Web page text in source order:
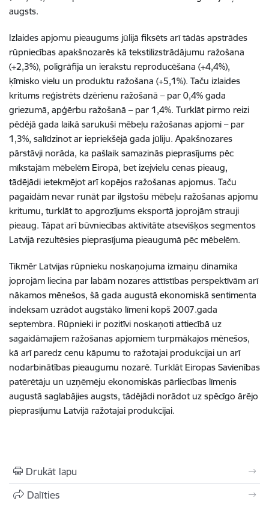
augsts.
Izlaides apjomu pieaugums jūlijā fiksēts arī tādās apstrādes
rūpniecības apakšnozarēs kā tekstilizstrādājumu ražošana
(+2,3%), poligrāfija un ierakstu reproducēšana (+4,4%),
ķīmisko vielu un produktu ražošana (+5,1%). Taču izlaides
kritums reģistrēts dzērienu ražošanā – par 0,4% gada
griezumā, apģērbu ražošanā – par 1,4%. Turklāt pirmo reizi
pēdējā gada laikā sarukuši mēbeļu ražošanas apjomi – par
1,3%, salīdzinot ar iepriekšējā gada jūliju. Apakšnozares
pārstāvji norāda, ka pašlaik samazinās pieprasījums pēc
mīkstajām mēbelēm Eiropā, bet izejvielu cenas pieaug,
tādējādi ietekmējot arī kopējos ražošanas apjomus. Taču
pagaidām nevar runāt par ilgstošu mēbeļu ražošanas apjomu
kritumu, turklāt to apgrozījums eksportā joprojām strauji
pieaug. Tāpat arī būvniecības aktivitāte atsevišķos segmentos
Latvijā rezultēsies pieprasījuma pieaugumā pēc mēbelēm.
Tikmēr Latvijas rūpnieku noskaņojuma izmaiņu dinamika
joprojām liecina par labām nozares attīstības perspektīvām arī
nākamos mēnešos, šā gada augustā ekonomiskā sentimenta
indeksam uzrādot augstāko līmeni kopš 2007.gada
septembra. Rūpnieki ir pozitīvi noskaņoti attiecībā uz
sagaidāmajiem ražošanas apjomiem turpmākajos mēnešos,
kā arī paredz cenu kāpumu to ražotajai produkcijai un arī
nodarbinātības pieaugumu nozarē. Turklāt Eiropas Savienības
patērētāju un uzņēmēju ekonomiskās pārliecības līmenis
augustā saglabājies augsts, tādējādi norādot uz spēcīgo ārējo
pieprasījumu Latvijā ražotajai produkcijai.
Drukāt lapu
Dalīties